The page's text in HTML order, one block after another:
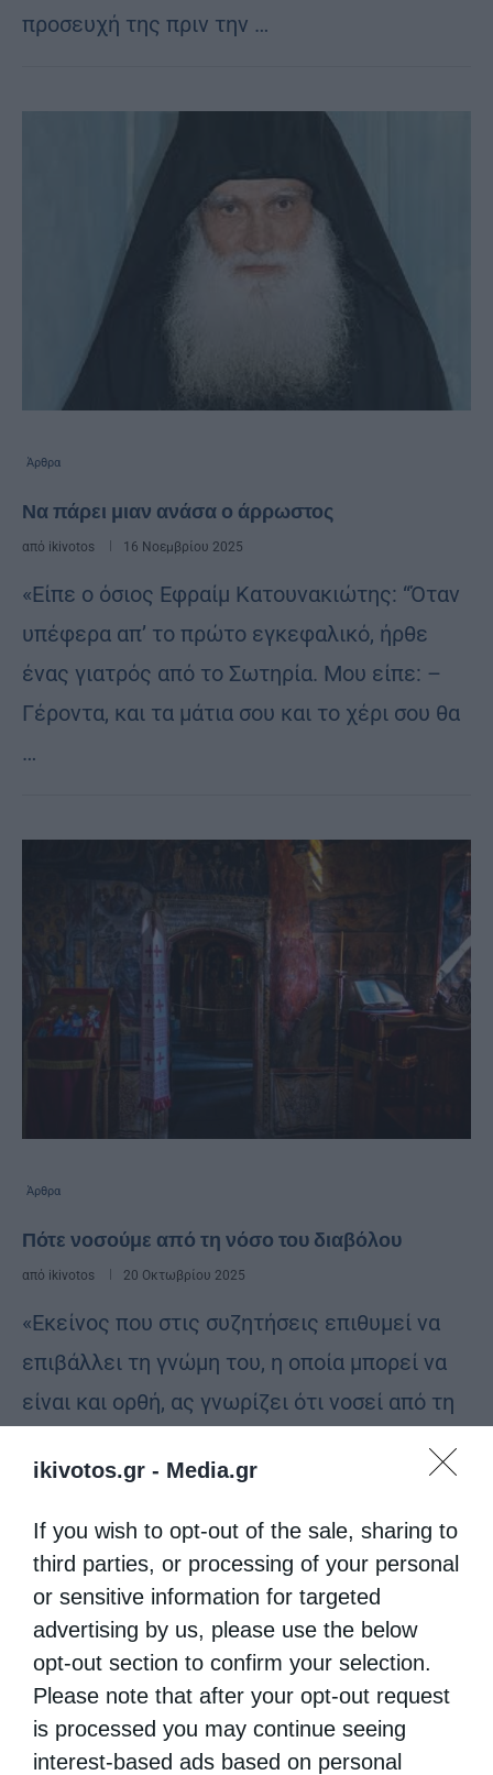
ikivotos.gr - Media.gr
If you wish to opt-out of the sale, sharing to
third parties, or processing of your personal
or sensitive information for targeted
advertising by us, please use the below
opt-out section to confirm your selection.
Please note that after your opt-out request
is processed you may continue seeing
interest-based ads based on personal
προσευχή της πριν την …
Άρθρα
Να πάρει μιαν ανάσα ο άρρωστος
από ikivotos 16 Νοεμβρίου 2025
«Είπε ο όσιος Εφραίμ Κατουνακιώτης: “Όταν
υπέφερα απ’ το πρώτο εγκεφαλικό, ήρθε
ένας γιατρός από το Σωτηρία. Μου είπε: –
Γέροντα, και τα μάτια σου και το χέρι σου θα
…
Άρθρα
Πότε νοσούμε από τη νόσο του διαβόλου
από ikivotos 20 Οκτωβρίου 2025
«Εκείνος που στις συζητήσεις επιθυμεί να
επιβάλλει τη γνώμη του, η οποία μπορεί να
είναι και ορθή, ας γνωρίζει ότι νοσεί από τη
υπερηφάνεια)» (Άγ. …